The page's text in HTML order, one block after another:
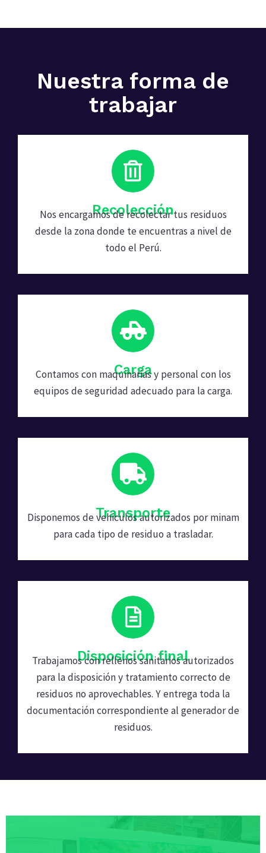
Nuestra forma de
trabajar
Recolección
Nos encargamos de recolectar tus residuos
desde la zona donde te encuentras a nivel de
todo el Perú.
Carga
Contamos con maquinarias y personal con los
equipos de seguridad adecuado para la carga.
Transporte
Disponemos de vehiculos autorizados por minam
para cada tipo de residuo a trasladar.
Disposición final
Trabajamos con rellenos sanitarios autorizados
para la disposición y tratamiento correcto de
residuos no aprovechables. Y entrega toda la
documentación correspondiente al generador de
residuos.